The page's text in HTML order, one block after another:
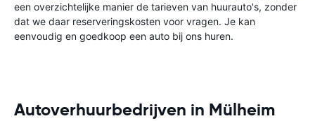
een overzichtelijke manier de tarieven van huurauto's, zonder
dat we daar reserveringskosten voor vragen. Je kan
eenvoudig en goedkoop een auto bij ons huren.
Autoverhuurbedrijven in Mülheim